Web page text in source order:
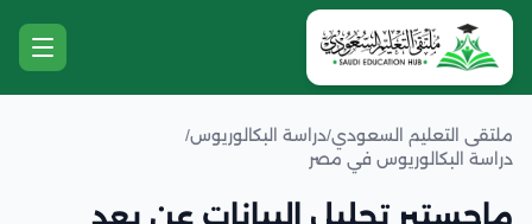
ملتقى التعليم السعودي/دراسة البكالوريوس/
دراسة البكالوريوس في مصر
ماجستير تحليل البيانات عن بعد